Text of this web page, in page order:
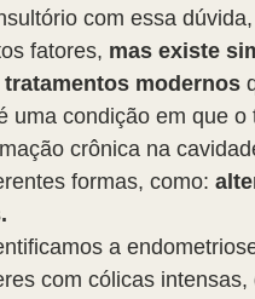
com essa
fatores, mas existe
modernos
uma condição em que
crônica na
formas, como:
a
com cólicas